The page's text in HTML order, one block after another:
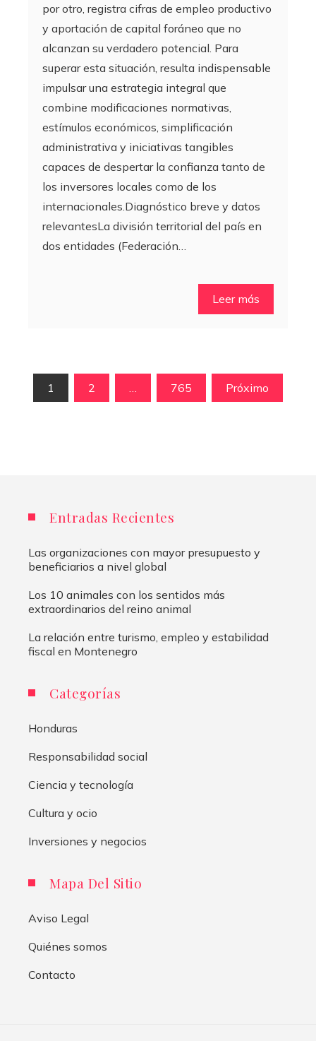
por otro, registra cifras de empleo productivo
y aportación de capital foráneo que no
alcanzan su verdadero potencial. Para
superar esta situación, resulta indispensable
impulsar una estrategia integral que
combine modificaciones normativas,
estímulos económicos, simplificación
administrativa y iniciativas tangibles
capaces de despertar la confianza tanto de
los inversores locales como de los
internacionales.Diagnóstico breve y datos
relevantesLa división territorial del país en
dos entidades (Federación…
Leer más
Paginación
1 2 765 Próximo
Entradas Recientes
Las organizaciones con mayor presupuesto y
beneficiarios a nivel global
Los 10 animales con los sentidos más
extraordinarios del reino animal
La relación entre turismo, empleo y estabilidad
fiscal en Montenegro
Categorías
Honduras
Responsabilidad social
Ciencia y tecnología
Cultura y ocio
Inversiones y negocios
Mapa Del Sitio
Aviso Legal
Quiénes somos
Contacto